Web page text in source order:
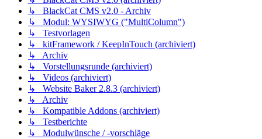
↳ BlackCat CMS v2.0 - Archiv
↳ Modul: WYSIWYG ("MultiColumn")
↳ Testvorlagen
↳ kitFramework / KeepInTouch (archiviert)
↳ Archiv
↳ Vorstellungsrunde (archiviert)
↳ Videos (archiviert)
↳ Website Baker 2.8.3 (archiviert)
↳ Archiv
↳ Kompatible Addons (archiviert)
↳ Testberichte
↳ Modulwünsche / -vorschläge